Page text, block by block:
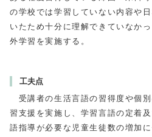
の学校では学習していない内容や
いたため十分に理解できていなか
外学習を実施する。
工夫点
受講者の生活言語の習得度や個
習支援を実施し、学習言語の定着
語指導が必要な児童生徒数の増加